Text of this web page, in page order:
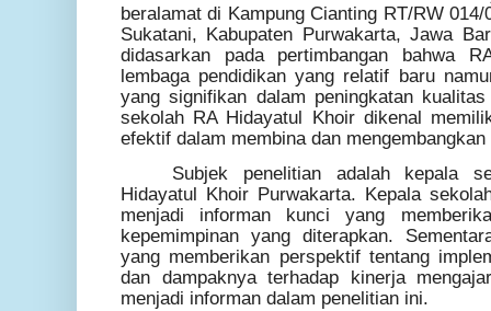
beralamat di Kampung Cianting RT/RW
Sukatani, Kabupaten Purwakarta, Jawa
didasarkan pada pertimbangan bahwa
lembaga pendidikan yang relatif baru
yang signifikan dalam peningkatan
sekolah RA Hidayatul Khoir dikenal
efektif dalam membina dan
Subjek penelitian adalah kepala
Hidayatul Khoir Purwakarta. Kepala
menjadi informan kunci yang
kepemimpinan yang diterapkan.
yang memberikan perspektif tentang
dan dampaknya terhadap kinerja
menjadi informan dalam penelitian ini.